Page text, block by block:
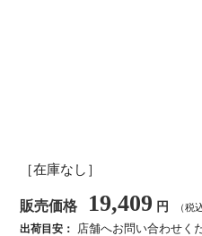
［在庫なし］
販売価格 19,409 円 （税
出荷目安：
店舗へお問い合わせく